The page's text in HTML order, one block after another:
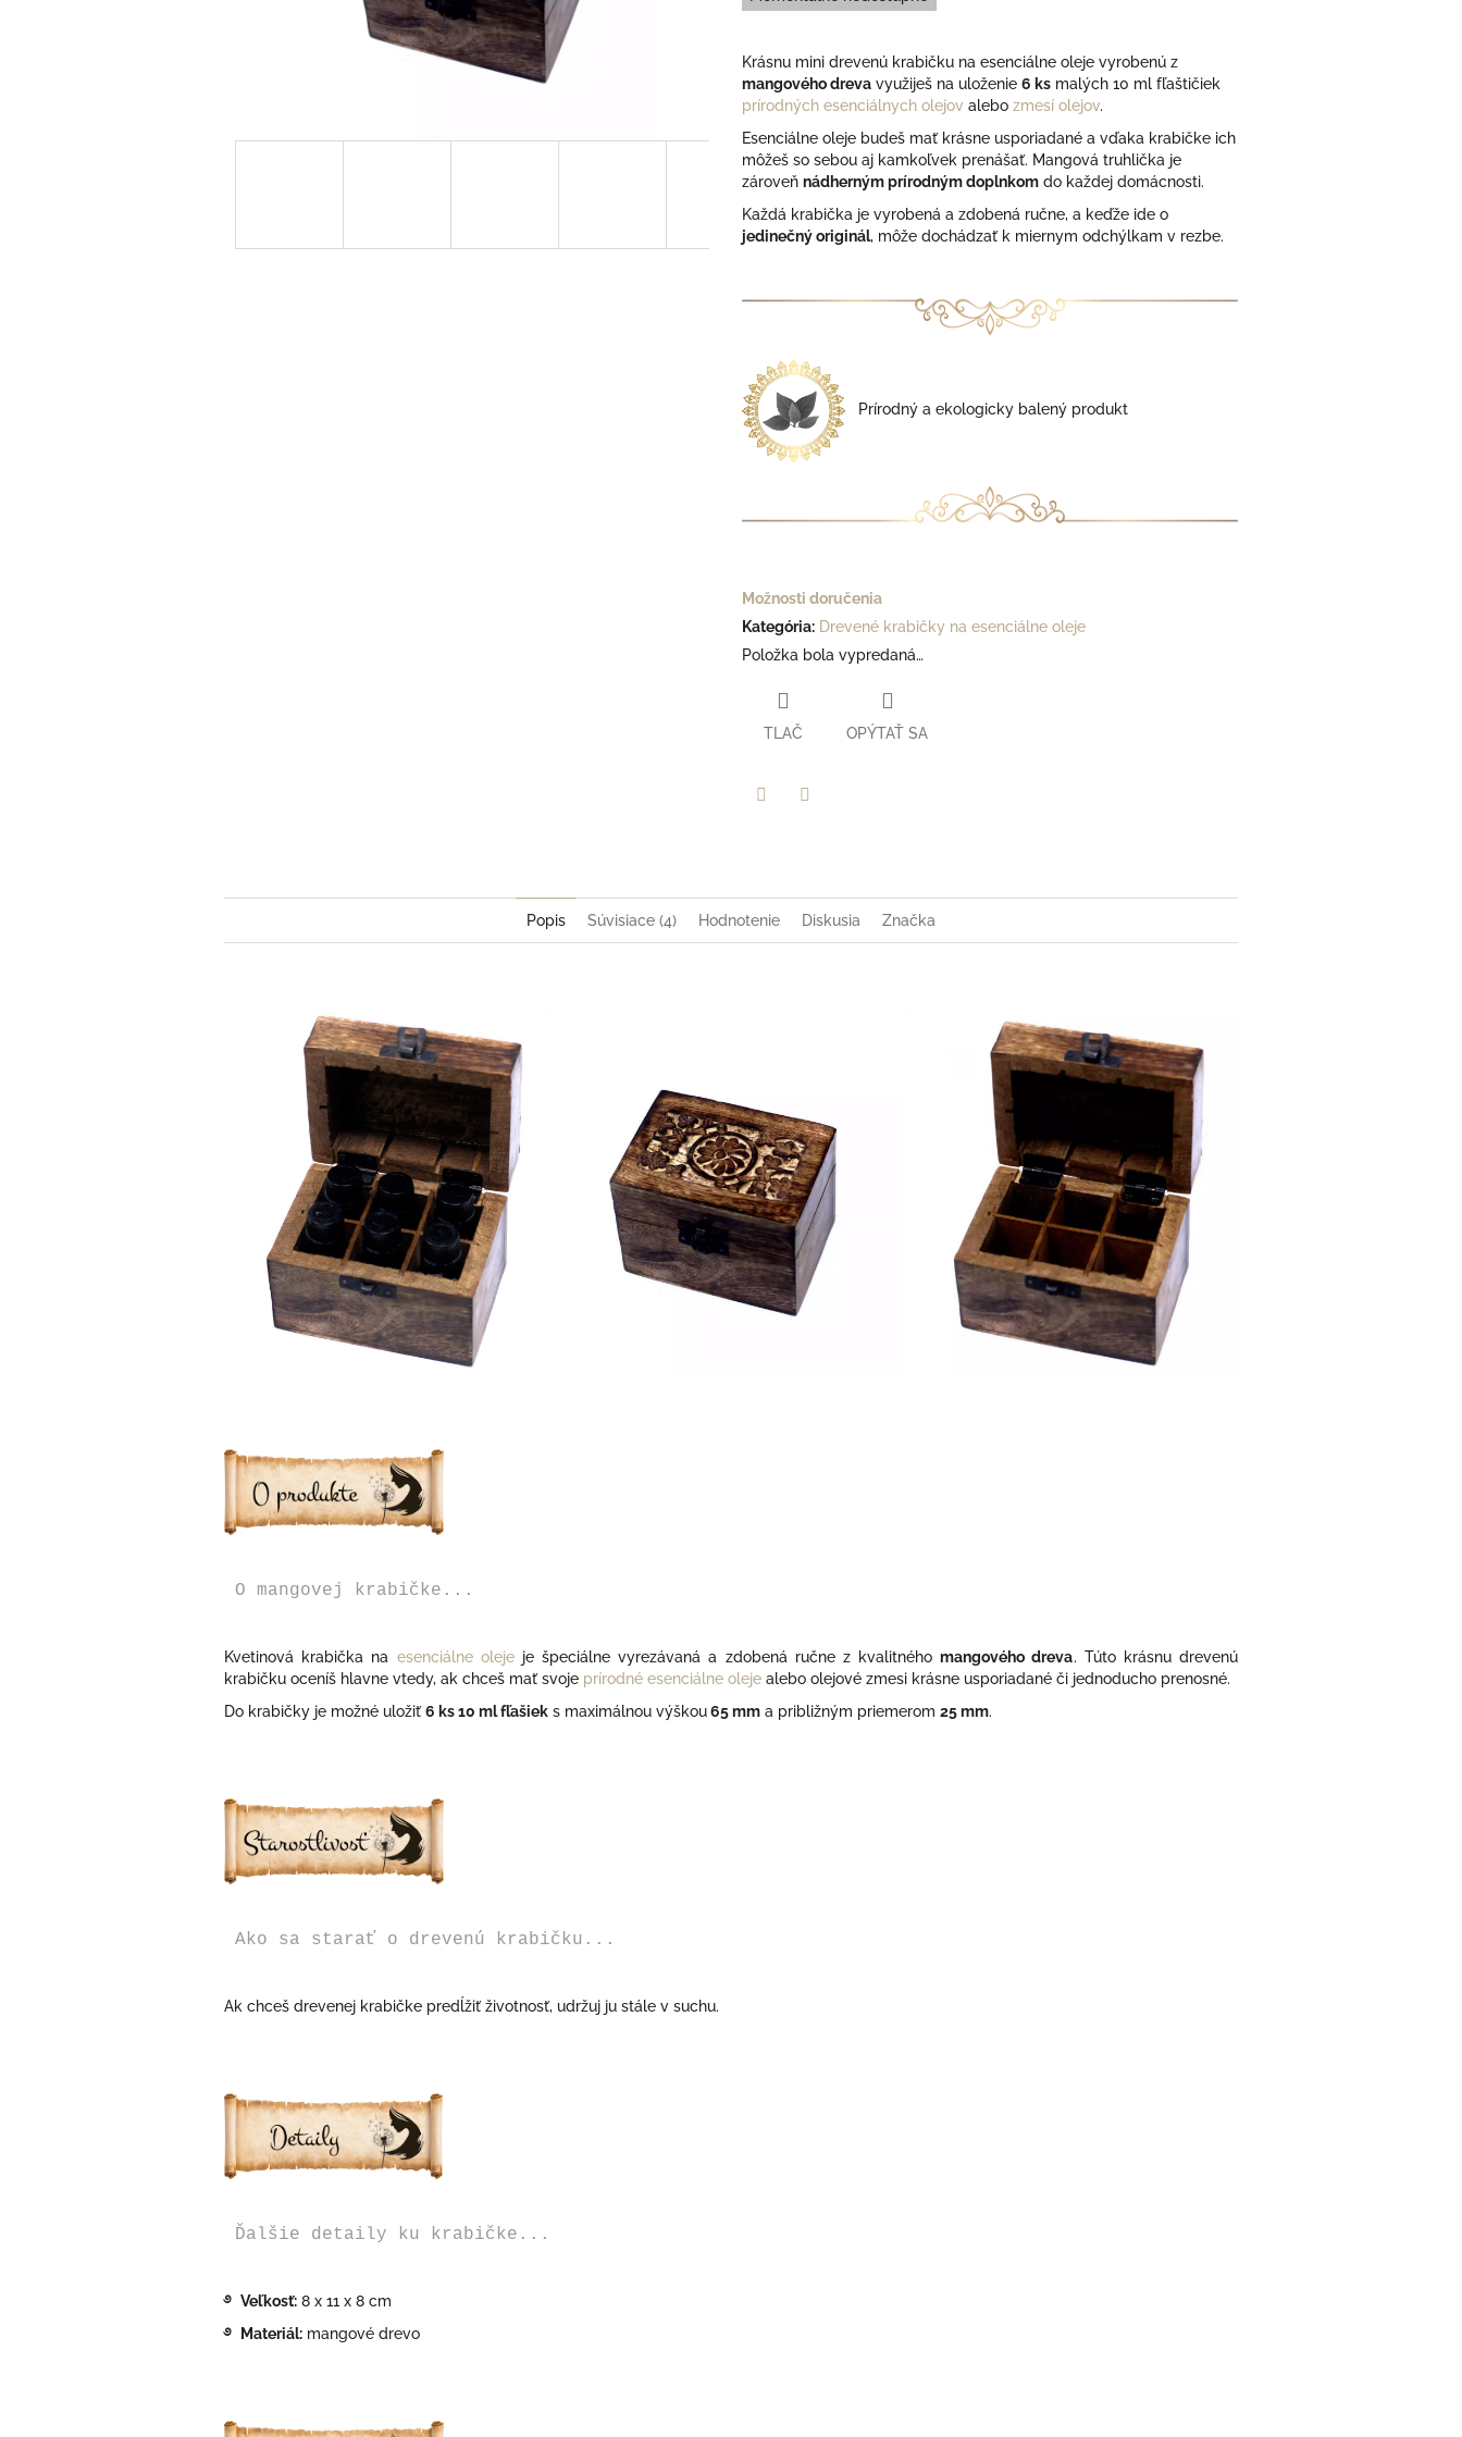
5
Krásnu mini drevenú krabičku na esenciálne oleje vyrobenú z
mangového dreva využiješ na uloženie 6 ks malých 10 ml fľaštičiek
prírodných esenciálnych olejov alebo zmesí olejov.
Esenciálne oleje budeš mať krásne usporiadané a vďaka krabičke ich
môžeš so sebou aj kamkoľvek prenášať. Mangová truhlička je
zároveň nádherným prírodným doplnkom do každej domácnosti.
Každá krabička je vyrobená a zdobená ručne, a keďže ide o
jedinečný originál, môže dochádzať k miernym odchýlkam v rezbe.
Prírodný a ekologicky balený produkt
Možnosti doručenia
Kategória: Drevené krabičky na esenciálne oleje
Položka bola vypredaná…
TLAČ OPÝTAŤ SA
Popis Súvisiace (4) Hodnotenie Diskusia Značka
O mangovej krabičke...
Kvetinová krabička na esenciálne olejeje špeciálne vyrezávaná a zdobená ručne z kvalitnéhomangového dreva. Túto krásnu drevenú
krabičku oceníš hlavne vtedy, ak chceš mať svoje prírodné esenciálne oleje alebo olejové zmesi krásne usporiadané či jednoducho prenosné.
Do krabičky je možné uložiť6 ks10 ml fľašiek s maximálnou výškou65 mm a približným priemerom 25 mm.
Ako sa starať o drevenú krabičku...
Ak chceš drevenej krabičke predĺžiť životnosť, udržuj ju stále v suchu.
Ďalšie detaily ku krabičke...
࿔ Veľkosť: 8 x 11 x 8 cm
࿔ Materiál: mangové drevo